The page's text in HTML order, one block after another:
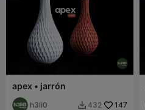
apex • jarrón
h3li0  432 147